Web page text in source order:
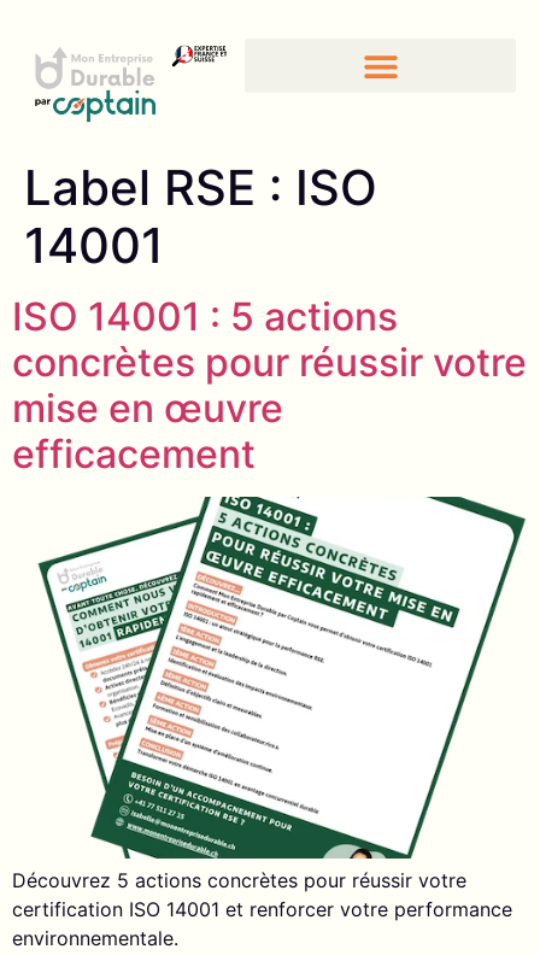
Label RSE : ISO
14001
ISO 14001 : 5 actions
concrètes pour réussir votre
mise en œuvre
efficacement
Découvrez 5 actions concrètes pour réussir votre
certification ISO 14001 et renforcer votre performance
environnementale.​